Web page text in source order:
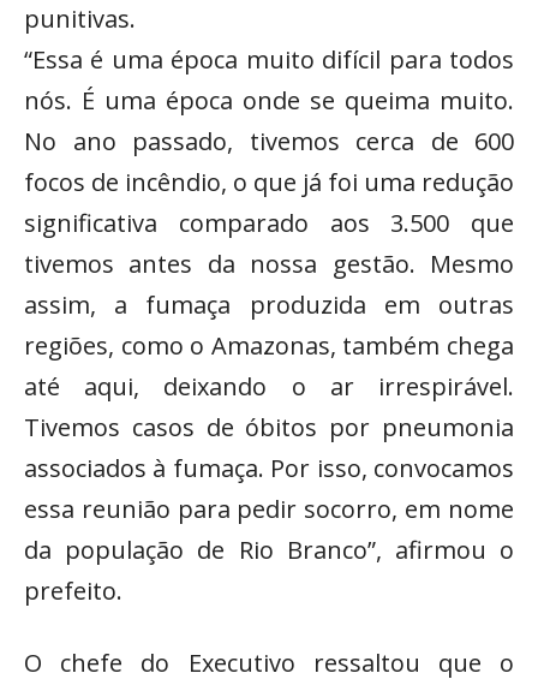
punitivas.
“Essa é uma época muito difícil para todos
nós. É uma época onde se queima muito.
No ano passado, tivemos cerca de 600
focos de incêndio, o que já foi uma redução
significativa comparado aos 3.500 que
tivemos antes da nossa gestão. Mesmo
assim, a fumaça produzida em outras
regiões, como o Amazonas, também chega
até aqui, deixando o ar irrespirável.
Tivemos casos de óbitos por pneumonia
associados à fumaça. Por isso, convocamos
essa reunião para pedir socorro, em nome
da população de Rio Branco”, afirmou o
prefeito.
O chefe do Executivo ressaltou que o